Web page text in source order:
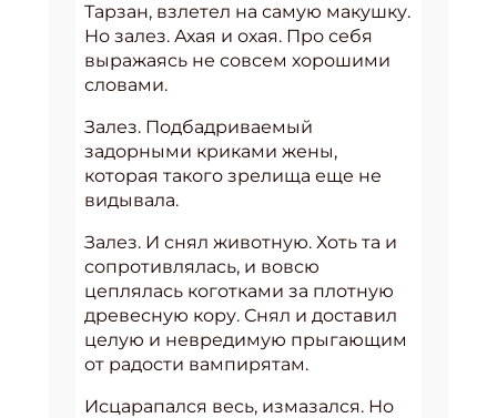
Тарзан, взлетел на самую макушку.
Но залез. Ахая и охая. Про себя
выражаясь не совсем хорошими
словами.
Залез. Подбадриваемый
задорными криками жены,
которая такого зрелища еще не
видывала.
Залез. И снял животную. Хоть та и
сопротивлялась, и вовсю
цеплялась коготками за плотную
древесную кору. Снял и доставил
целую и невредимую прыгающим
от радости вампирятам.
Исцарапался весь, измазался. Но